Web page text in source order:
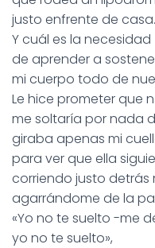
justo enfrente de casa.
Y cuál es la necesidad
de aprender a
mi cuerpo todo de
Le hice prometer que
me soltaría por nada
giraba apenas mi
para ver que ella
corriendo justo detrás
agarrándome de la
«Yo no te suelto -me
yo no te suelto»,